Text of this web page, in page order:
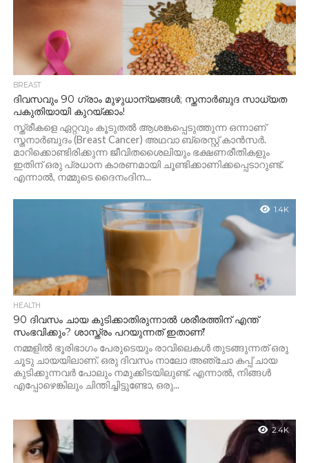
BREAST
ദിവസവും 90 ഗ്രാം മുഴുധാന്യങ്ങൾ; സ്തനാർബുദ സാധ്യത
പകുതിയായി കുറയ്ക്കാം!
സ്ത്രീകളെ ഏറ്റവും കൂടുതൽ ആശങ്കപ്പെടുത്തുന്ന ഒന്നാണ്
സ്തനാർബുദം (Breast Cancer) അഥവാ ബ്രെസ്റ്റ് കാൻസർ.
മാറിക്കൊണ്ടിരിക്കുന്ന ജീവിതശൈലിയും ഭക്ഷണരീതികളും
ഇതിന് ഒരു പ്രധാന കാരണമായി ചൂണ്ടിക്കാണിക്കപ്പെടാറുണ്ട്.
എന്നാൽ, നമ്മുടെ ദൈനംദിന...
1.4K
HEALTH
90 ദിവസം ചായ കുടിക്കാതിരുന്നാൽ ശരീരത്തിന് എന്ത്
സംഭവിക്കും? ശാസ്ത്രം പറയുന്നത് ഇതാണ്!
നമ്മളിൽ ഭൂരിഭാഗം പേരുടെയും രാവിലെകൾ തുടങ്ങുന്നത് ഒരു
ചൂടു ചായയിലാണ്. ഒരു ദിവസം നാലോ അഞ്ചോ കപ്പ് ചായ
കുടിക്കുന്നവർ പോലും നമുക്കിടയിലുണ്ട്. എന്നാൽ, നിങ്ങൾ
എപ്പോഴെങ്കിലും ചിന്തിച്ചിട്ടുണ്ടോ, ഒരു...
2.4K